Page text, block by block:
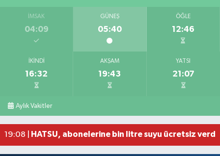
İMSAK
04:09
GÜNEŞ
05:40
ÖĞLE
12:46
İKINDI
16:32
AKŞAM
19:43
YATSI
21:07
Aylık Vakitler
Salah'ın maaşı açıklandı! İşte devasa ücret
20:21 |Düğünde çıkan yangına aldırış etmeden
19:08 |
HATSU, abonelerine bin litre suyu ücretsiz verdi